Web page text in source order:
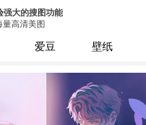
大的搜图功能
量高清美图
爱豆 壁纸